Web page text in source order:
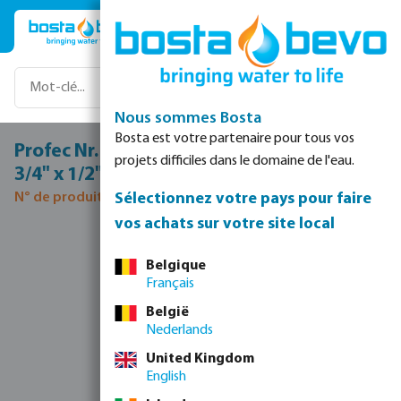
Passer au contenu principal
Profec Nr. 130 T à 90° acier inoxydable 316
3/4" x 1/2" x 3/4" filetage femelle 16bar
N° de produit 0080210
Nous sommes Bosta
Bosta est votre partenaire pour tous vos
projets difficiles dans le domaine de l'eau.
Sélectionnez votre pays pour faire
vos achats sur votre site local
Belgique
Français
België
Nederlands
United Kingdom
English